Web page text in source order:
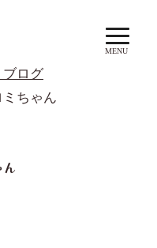
MENU
ログ
ミちゃん
ん